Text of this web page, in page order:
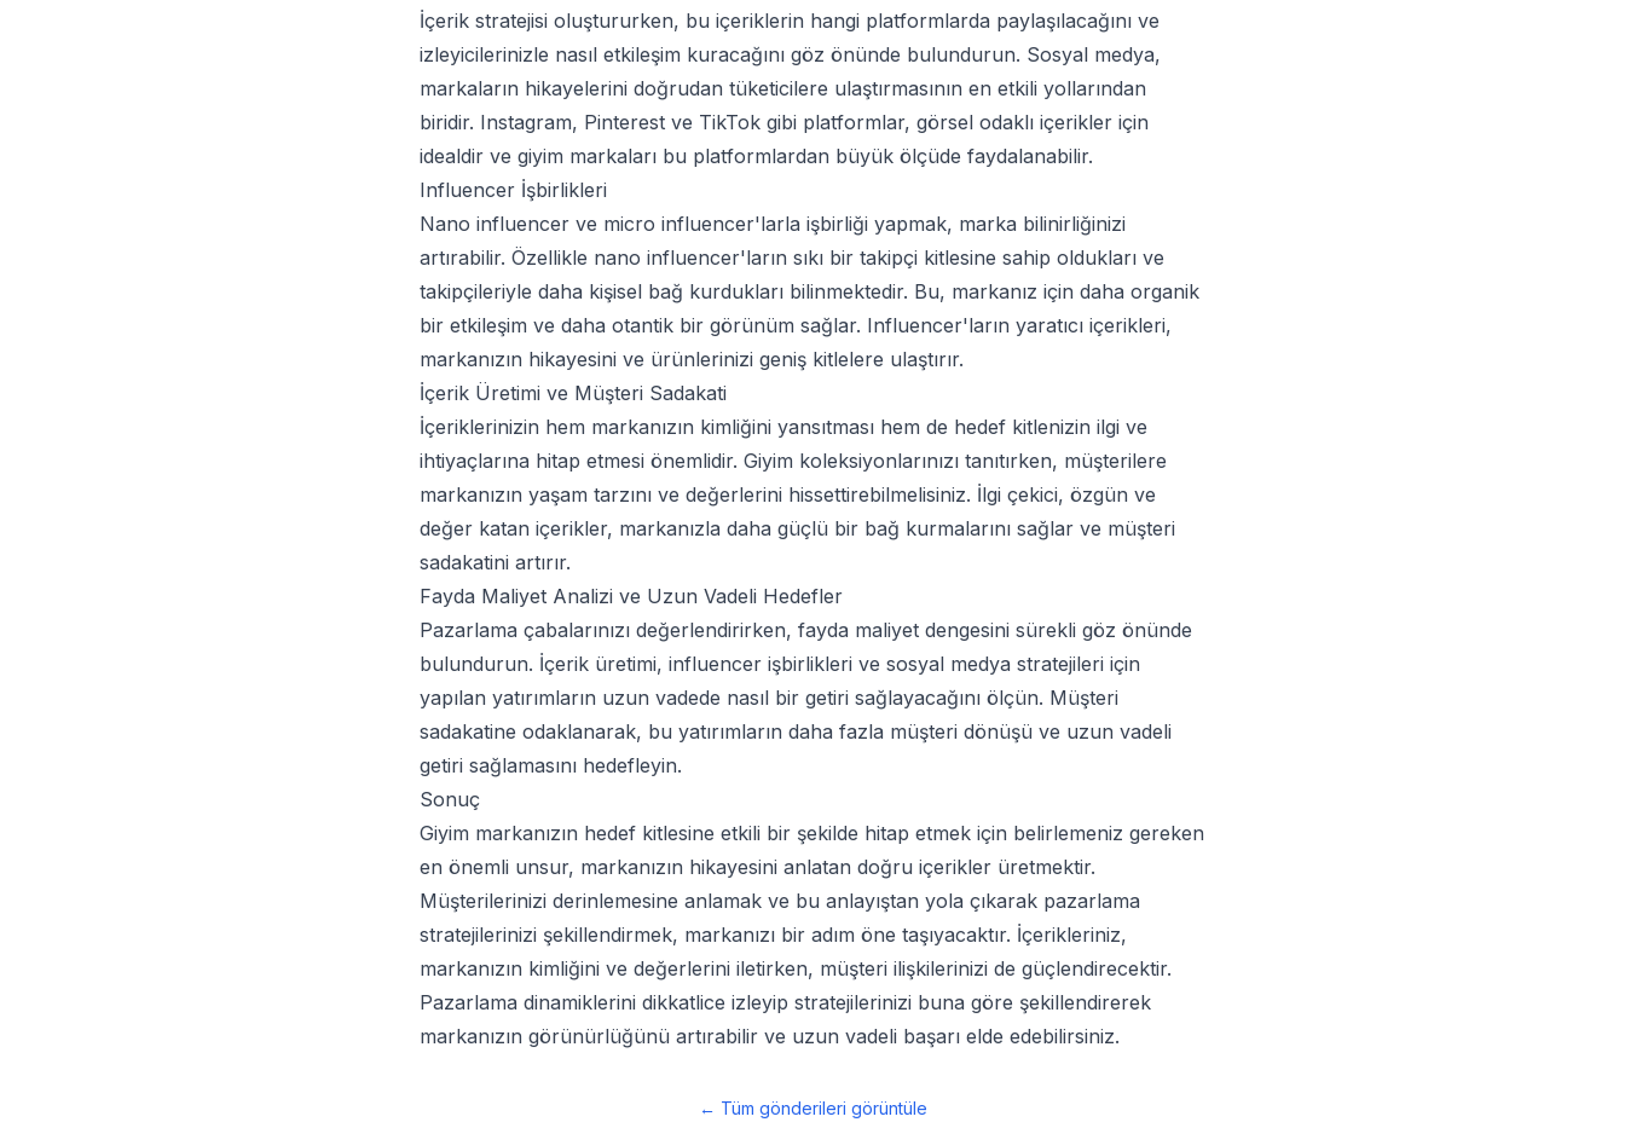
İçerik stratejisi oluştururken, bu içeriklerin hangi platformlarda paylaşılacağını ve
izleyicilerinizle nasıl etkileşim kuracağını göz önünde bulundurun. Sosyal medya,
markaların hikayelerini doğrudan tüketicilere ulaştırmasının en etkili yollarından
biridir. Instagram, Pinterest ve TikTok gibi platformlar, görsel odaklı içerikler için
idealdir ve giyim markaları bu platformlardan büyük ölçüde faydalanabilir.
Influencer İşbirlikleri
Nano influencer ve micro influencer'larla işbirliği yapmak, marka bilinirliğinizi
artırabilir. Özellikle nano influencer'ların sıkı bir takipçi kitlesine sahip oldukları ve
takipçileriyle daha kişisel bağ kurdukları bilinmektedir. Bu, markanız için daha organik
bir etkileşim ve daha otantik bir görünüm sağlar. Influencer'ların yaratıcı içerikleri,
markanızın hikayesini ve ürünlerinizi geniş kitlelere ulaştırır.
İçerik Üretimi ve Müşteri Sadakati
İçeriklerinizin hem markanızın kimliğini yansıtması hem de hedef kitlenizin ilgi ve
ihtiyaçlarına hitap etmesi önemlidir. Giyim koleksiyonlarınızı tanıtırken, müşterilere
markanızın yaşam tarzını ve değerlerini hissettirebilmelisiniz. İlgi çekici, özgün ve
değer katan içerikler, markanızla daha güçlü bir bağ kurmalarını sağlar ve müşteri
sadakatini artırır.
Fayda Maliyet Analizi ve Uzun Vadeli Hedefler
Pazarlama çabalarınızı değerlendirirken, fayda maliyet dengesini sürekli göz önünde
bulundurun. İçerik üretimi, influencer işbirlikleri ve sosyal medya stratejileri için
yapılan yatırımların uzun vadede nasıl bir getiri sağlayacağını ölçün. Müşteri
sadakatine odaklanarak, bu yatırımların daha fazla müşteri dönüşü ve uzun vadeli
getiri sağlamasını hedefleyin.
Sonuç
Giyim markanızın hedef kitlesine etkili bir şekilde hitap etmek için belirlemeniz gereken
en önemli unsur, markanızın hikayesini anlatan doğru içerikler üretmektir.
Müşterilerinizi derinlemesine anlamak ve bu anlayıştan yola çıkarak pazarlama
stratejilerinizi şekillendirmek, markanızı bir adım öne taşıyacaktır. İçerikleriniz,
markanızın kimliğini ve değerlerini iletirken, müşteri ilişkilerinizi de güçlendirecektir.
Pazarlama dinamiklerini dikkatlice izleyip stratejilerinizi buna göre şekillendirerek
markanızın görünürlüğünü artırabilir ve uzun vadeli başarı elde edebilirsiniz.
← Tüm gönderileri görüntüle